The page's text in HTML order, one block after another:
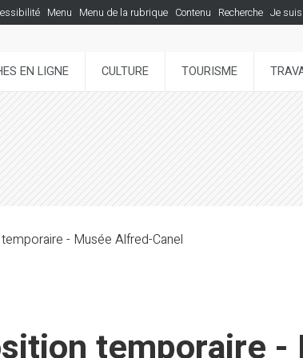
Menu Menu de la rubrique Contenu Recherche Je suis
EN LIGNE CULTURE TOURISME
- Musée Alfred-Canel